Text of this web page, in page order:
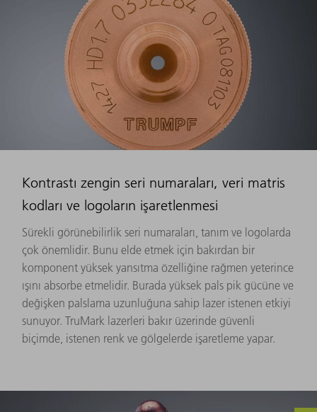
Kontrastı zengin seri numaraları, veri matris
kodları ve logoların işaretlenmesi
Sürekli görünebilirlik seri numaraları, tanım ve logolarda
çok önemlidir. Bunu elde etmek için bakırdan bir
komponent yüksek yansıtma özelliğine rağmen yeterince
ışını absorbe etmelidir. Burada yüksek pals pik gücüne ve
değişken palslama uzunluğuna sahip lazer istenen etkiyi
sunuyor. TruMark lazerleri bakır üzerinde güvenli
biçimde, istenen renk ve gölgelerde işaretleme yapar.